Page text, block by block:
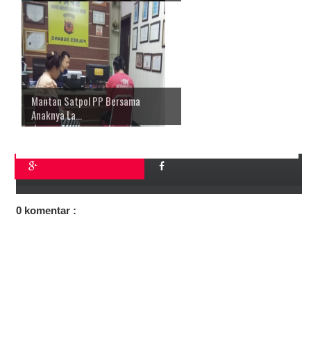
Mantan Satpol PP Bersama
Anaknya La...
0 komentar :